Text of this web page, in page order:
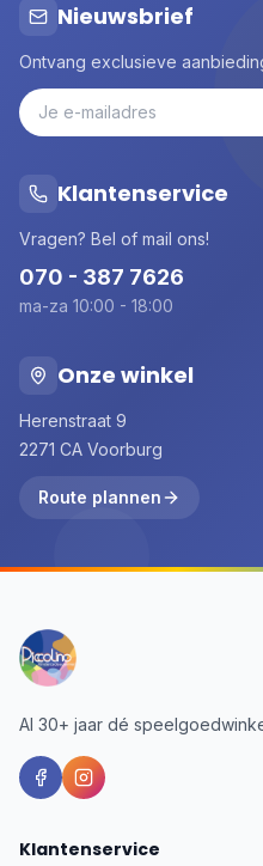
Nieuwsbrief
Ontvang exclusieve
Klantenservice
Vragen? Bel of mail ons!
070 - 387 7626
ma-za 10:00 - 18:00
Onze winkel
Herenstraat 9
2271 CA Voorburg
Route plannen
Al 30+ jaar dé
Klantenservice